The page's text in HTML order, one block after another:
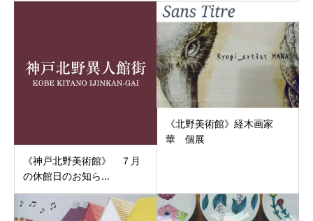
《神戸北野美術館》 ７月
の休館日のお知ら...
《北野美術館》経木画家
華 個展